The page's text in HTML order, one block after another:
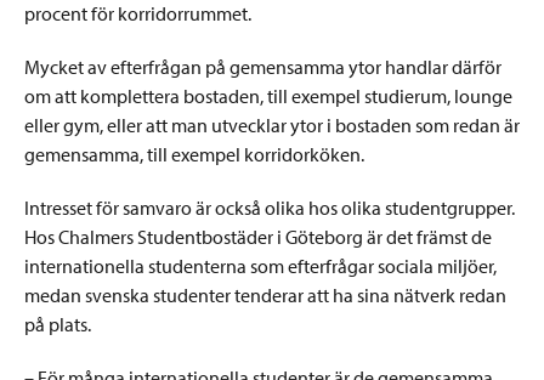
procent för korridorrummet.
Mycket av efterfrågan på gemensamma ytor handlar därför
om att komplettera bostaden, till exempel studierum, lounge
eller gym, eller att man utvecklar ytor i bostaden som redan är
gemensamma, till exempel korridorköken.
Intresset för samvaro är också olika hos olika studentgrupper.
Hos Chalmers Studentbostäder i Göteborg är det främst de
internationella studenterna som efterfrågar sociala miljöer,
medan svenska studenter tenderar att ha sina nätverk redan
på plats.